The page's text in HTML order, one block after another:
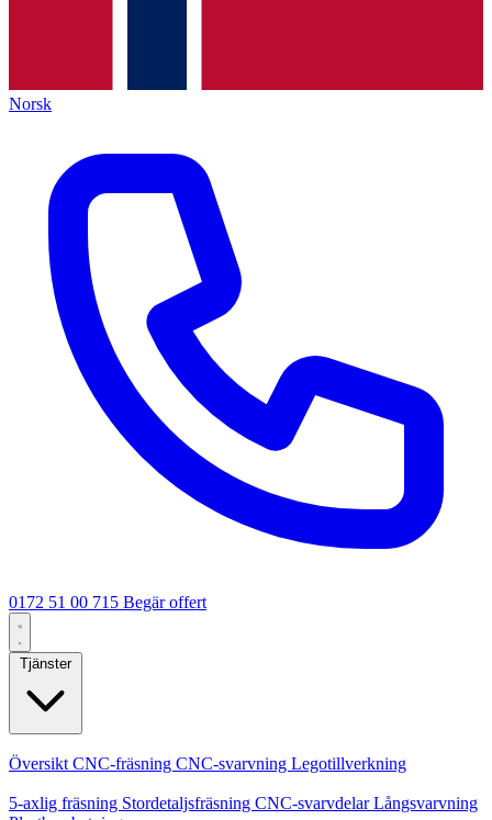
Norsk
0172 51 00 715 Begär offert
Tjänster
Översikt CNC-fräsning CNC-svarvning Legotillverkning
5-axlig fräsning Stordetaljsfräsning CNC-svarvdelarLångsvarvning